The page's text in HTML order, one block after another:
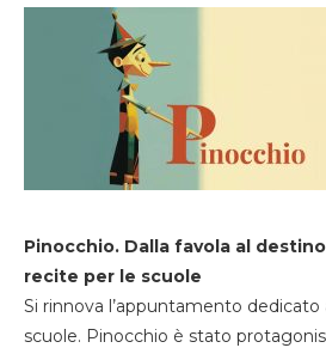
Pinocchio. Dalla favola al
recite per le scuole
Si rinnova l’appuntamento
scuole. Pinocchio è stato